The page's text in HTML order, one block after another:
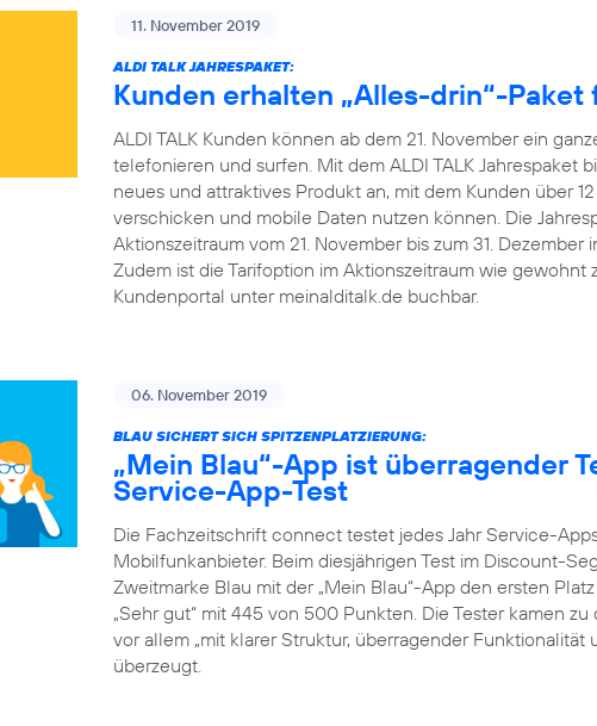
11. November 2019
ALDI TALK JAHRESPAKET:
Kunden erhalten „Alles-drin“-Paket
ALDI TALK Kunden können ab dem 21. November ein
telefonieren und surfen. Mit dem ALDI TALK Jahrespaket
neues und attraktives Produkt an, mit dem Kunden über
verschicken und mobile Daten nutzen können. Die
Aktionszeitraum vom 21. November bis zum 31. Dezember
Zudem ist die Tarifoption im Aktionszeitraum wie gewohnt
Kundenportal unter meinalditalk.de buchbar.
06. November 2019
BLAU SICHERT SICH SPITZENPLATZIERUNG:
„Mein Blau“-App ist überragender
Service-App-Test
Die Fachzeitschrift connect testet jedes Jahr Service-
Mobilfunkanbieter. Beim diesjährigen Test im Discount-
Zweitmarke Blau mit der „Mein Blau“-App den ersten
„Sehr gut“ mit 445 von 500 Punkten. Die Tester kamen
vor allem „mit klarer Struktur, überragender Funktionalität
überzeugt.